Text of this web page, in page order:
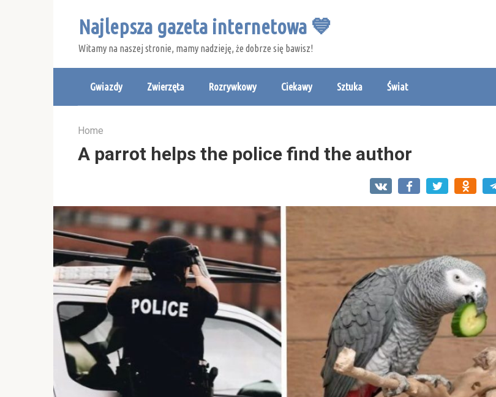
Najlepsza gazeta internetowa 💙
Witamy na naszej stronie, mamy nadzieję, że dobrze się bawisz!
Gwiazdy Zwierzęta Rozrywkowy Ciekawy Sztuka Świat
Home
A parrot helps the police find the author